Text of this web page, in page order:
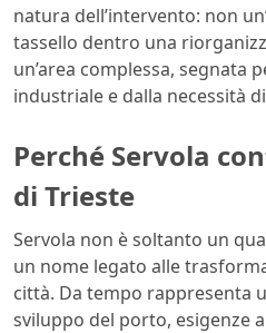
natura dell’intervento: non
tassello dentro una
un’area complessa, segnata
industriale e dalla necessità
Perché Servola
di Trieste
Servola non è soltanto un
un nome legato alle
città. Da tempo rappresenta
sviluppo del porto, esigenze